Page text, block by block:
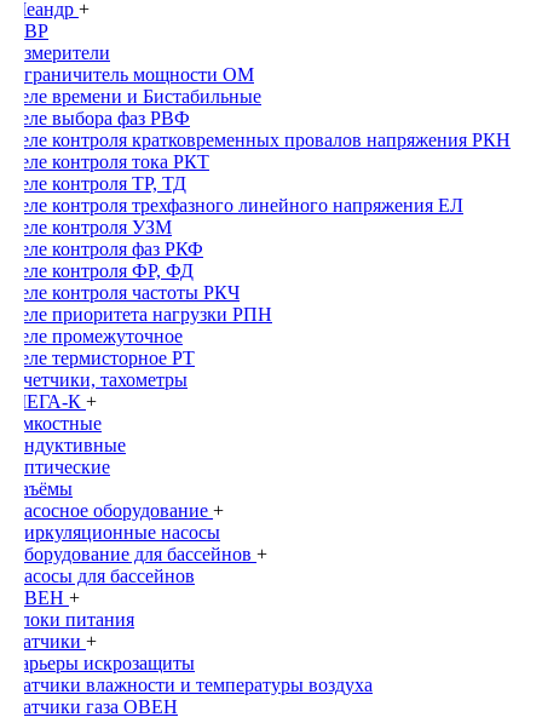
Меандр +
АВР
Измерители
Ограничитель мощности ОМ
Реле времени и Бистабильные
Реле выбора фаз РВФ
Реле контроля кратковременных провалов напряжения РКН
Реле контроля тока РКТ
Реле контроля ТР, ТД
Реле контроля трехфазного линейного напряжения ЕЛ
Реле контроля УЗМ
Реле контроля фаз РКФ
Реле контроля ФР, ФД
Реле контроля частоты РКЧ
Реле приоритета нагрузки РПН
Реле промежуточное
Реле термисторное РТ
Счетчики, тахометры
МЕГА-К +
Емкостные
Индуктивные
Оптические
Раъёмы
Насосное оборудование +
Циркуляционные насосы
Оборудование для бассейнов +
Насосы для бассейнов
ОВЕН +
Блоки питания
Датчики +
Барьеры искрозащиты
Датчики влажности и температуры воздуха
Датчики газа ОВЕН